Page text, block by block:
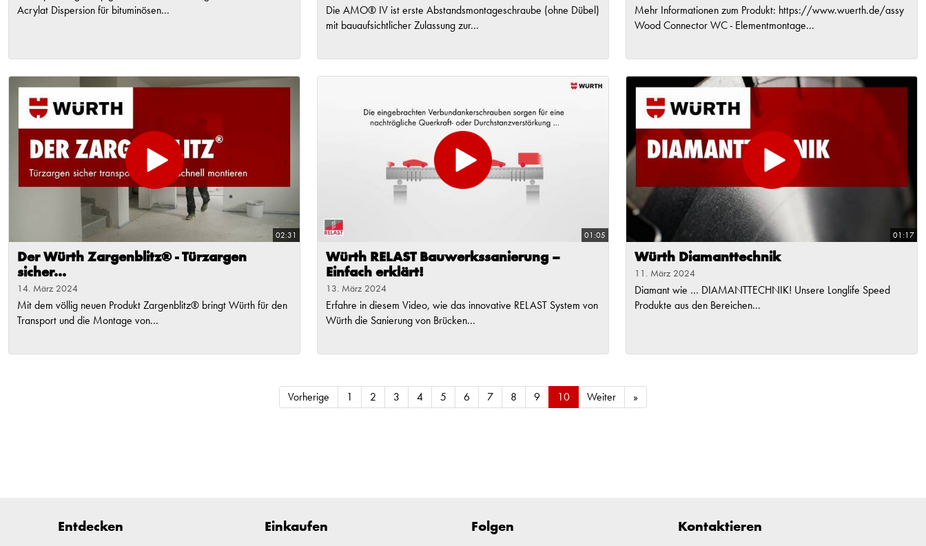
Acrylat Dispersion für bituminösen...
Die AMO® IV ist erste Abstandsmontageschraube (ohne Dübel)
mit bauaufsichtlicher Zulassung zur...
Mehr Informationen zum Produkt: https://www.wuerth.de/assy
Wood Connector WC - Elementmontage...
02:31
Der Würth Zargenblitz® - Türzargen
sicher...
14. März 2024
Mit dem völlig neuen Produkt Zargenblitz® bringt Würth für den
Transport und die Montage von...
01:05
Würth RELAST Bauwerkssanierung –
Einfach erklärt!
13. März 2024
Erfahre in diesem Video, wie das innovative RELAST System von
Würth die Sanierung von Brücken...
01:17
Würth Diamanttechnik
11. März 2024
Diamant wie … DIAMANTTECHNIK! Unsere Longlife Speed
Produkte aus den Bereichen...
Vorherige 1 2 3 4 5 6 7 8 9 10 Weiter »
Entdecken Einkaufen Folgen Kontaktieren